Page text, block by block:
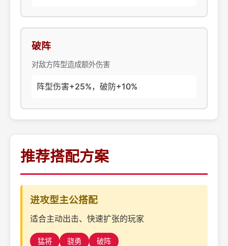
破阵
对敌方阵型造成额外伤害
阵型伤害+25%，破防+10%
推荐搭配方案
进攻型主公搭配
适合主动出击、快速扩张的玩家
猛将 骁勇 破阵